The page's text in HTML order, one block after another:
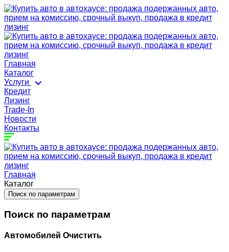
Главная
Каталог
Услуги
Кредит
Лизинг
Trade-In
Новости
Контакты
Главная
Каталог
Поиск по параметрам
Поиск по параметрам
Автомобилей Очистить